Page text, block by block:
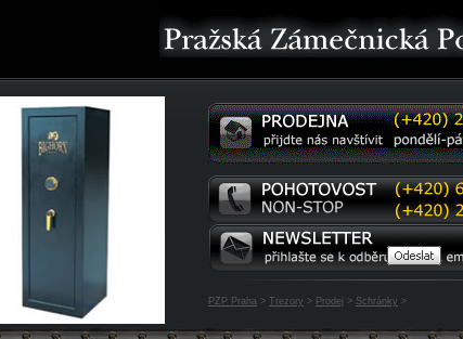
PZP Praha > Trezory > Prodej > Schránky >